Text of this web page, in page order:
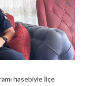
hasebiyle İlçe